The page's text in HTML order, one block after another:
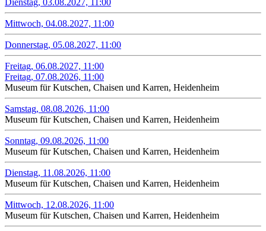
Dienstag, 03.08.2027, 11:00
Mittwoch, 04.08.2027, 11:00
Donnerstag, 05.08.2027, 11:00
Freitag, 06.08.2027, 11:00
Freitag, 07.08.2026, 11:00
Museum für Kutschen, Chaisen und Karren, Heidenheim
Samstag, 08.08.2026, 11:00
Museum für Kutschen, Chaisen und Karren, Heidenheim
Sonntag, 09.08.2026, 11:00
Museum für Kutschen, Chaisen und Karren, Heidenheim
Dienstag, 11.08.2026, 11:00
Museum für Kutschen, Chaisen und Karren, Heidenheim
Mittwoch, 12.08.2026, 11:00
Museum für Kutschen, Chaisen und Karren, Heidenheim